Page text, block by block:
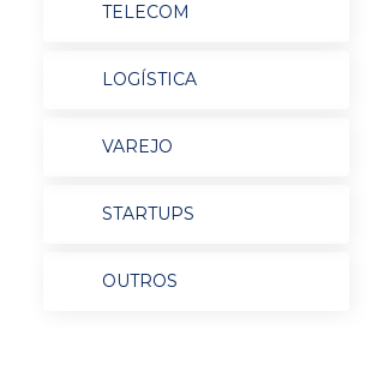
TELECOM
LOGÍSTICA
VAREJO
STARTUPS
OUTROS